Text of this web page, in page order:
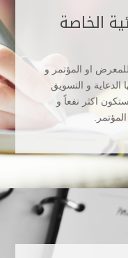
الخاصة
او المؤتمر و
الدعاية و التسويق
اكثر نفعاً و